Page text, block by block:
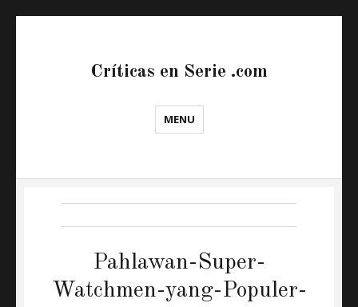
Críticas en Serie .com
MENU
Pahlawan-Super-
Watchmen-yang-Populer-